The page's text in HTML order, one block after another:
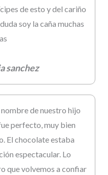
de esto y del cariño
soy la caña muchas
sanchez
de nuestro hijo
perfecto, muy bien
El chocolate estaba
espectacular. Lo
que volvemos a confiar